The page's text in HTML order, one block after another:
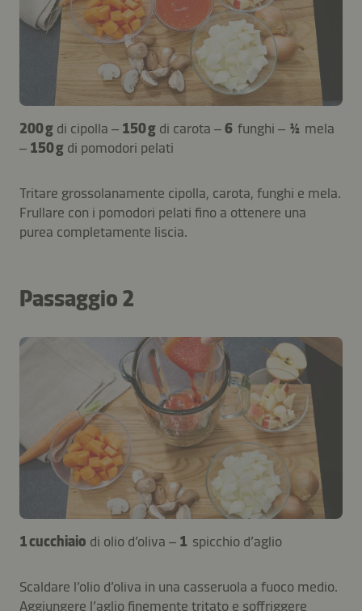
200 g di cipolla – 150 g di carota –6 funghi – ½ mela
– 150 g di pomodori pelati
Tritare grossolanamente cipolla, carota, funghi e mela.
Frullare con i pomodori pelati fino a ottenere una
purea completamente liscia.
Passaggio 2
1 cucchiaio di olio d’oliva – 1 spicchio d’aglio
Scaldare l’olio d’oliva in una casseruola a fuoco medio.
Aggiungere l’aglio finemente tritato e soffriggere